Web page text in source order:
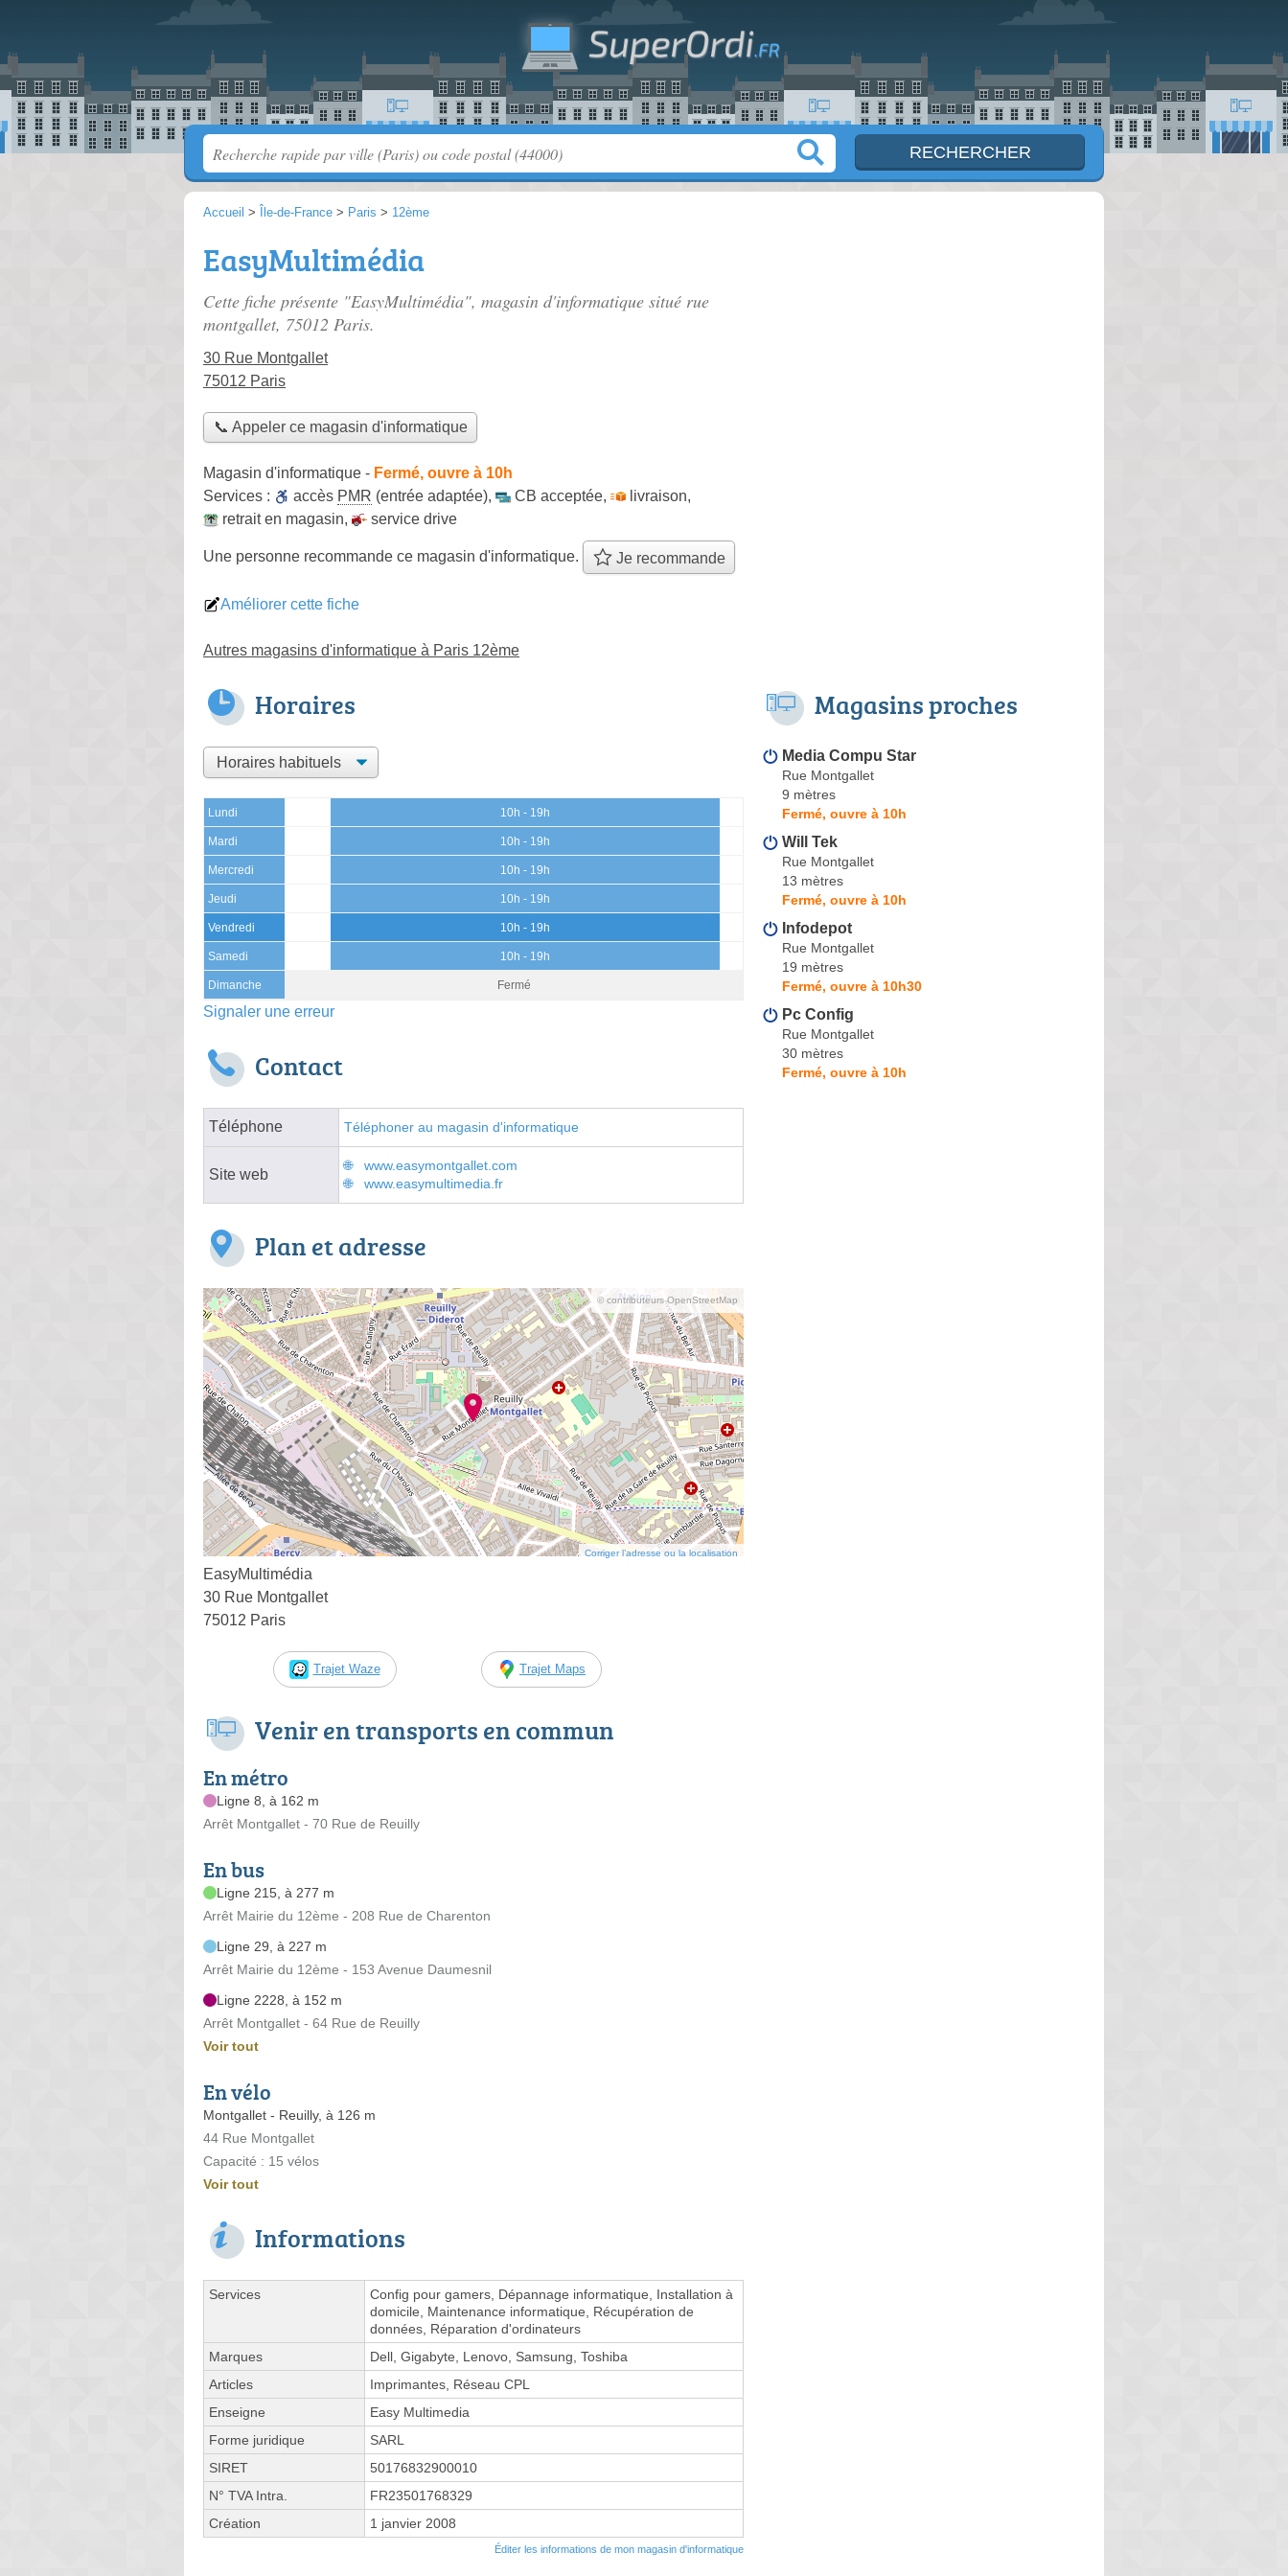
Accueil > Île-de-France > Paris > 12ème
EasyMultimédia
Cette fiche présente "EasyMultimédia", magasin d'informatique situé rue
montgallet, 75012 Paris.
30 Rue Montgallet
75012 Paris
📞 Appeler ce magasin d'informatique
Magasin d'informatique - Fermé, ouvre à 10h
Services :
accès PMR (entrée adaptée), CB acceptée, livraison,
retrait en magasin, service drive
Une personne recommande ce magasin d'informatique. Je recommande
Améliorer cette fiche
Autres magasins d'informatique à Paris 12ème
Horaires
Lundi 10h - 19h
Mardi 10h - 19h
Mercredi 10h - 19h
Jeudi 10h - 19h
Vendredi 10h - 19h
Samedi 10h - 19h
Dimanche Fermé
Signaler une erreur
Contact
Téléphone Téléphoner au magasin d'informatique
Site web
www.easymontgallet.com
www.easymultimedia.fr
Plan et adresse
© contributeurs OpenStreetMap
Corriger l’adresse ou la localisation
EasyMultimédia
30 Rue Montgallet
75012 Paris
Trajet Waze Trajet Maps
Venir en transports en commun
En métro
Ligne 8, à 162 m
Arrêt Montgallet - 70 Rue de Reuilly
En bus
Ligne 215, à 277 m
Arrêt Mairie du 12ème - 208 Rue de Charenton
Ligne 29, à 227 m
Arrêt Mairie du 12ème - 153 Avenue Daumesnil
Ligne 2228, à 152 m
Arrêt Montgallet - 64 Rue de Reuilly
Voir tout
En vélo
Montgallet - Reuilly, à 126 m
44 Rue Montgallet
Capacité : 15 vélos
Voir tout
Informations
Services
Config pour gamers, Dépannage informatique, Installation à
domicile, Maintenance informatique, Récupération de
données, Réparation d'ordinateurs
Marques
Dell, Gigabyte, Lenovo, Samsung, Toshiba
Articles
Imprimantes, Réseau CPL
Enseigne
Easy Multimedia
Forme juridique
SARL
SIRET
50176832900010
N° TVA Intra.
FR23501768329
Création
1 janvier 2008
Éditer les informations de mon magasin d'informatique
Magasins proches
Media Compu Star
Rue Montgallet
9 mètres
Fermé, ouvre à 10h
Will Tek
Rue Montgallet
13 mètres
Fermé, ouvre à 10h
Infodepot
Rue Montgallet
19 mètres
Fermé, ouvre à 10h30
Pc Config
Rue Montgallet
30 mètres
Fermé, ouvre à 10h